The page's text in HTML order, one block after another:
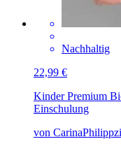
Nachhaltig
22,99 €
Kinder Premium
Einschulung
von